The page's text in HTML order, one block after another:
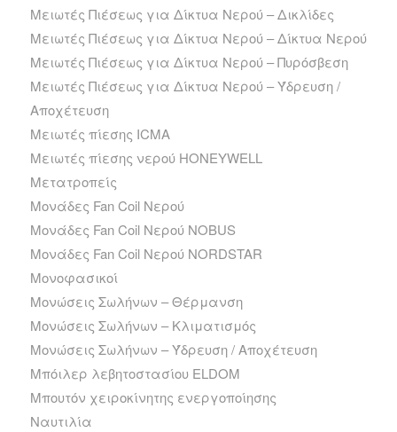
Μειωτές Πιέσεως για Δίκτυα Νερού – Δικλίδες
Μειωτές Πιέσεως για Δίκτυα Νερού – Δίκτυα Νερού
Μειωτές Πιέσεως για Δίκτυα Νερού – Πυρόσβεση
Μειωτές Πιέσεως για Δίκτυα Νερού – Ύδρευση /
Αποχέτευση
Μειωτές πίεσης ICMA
Μειωτές πίεσης νερού HONEYWELL
Μετατροπείς
Μονάδες Fan Coil Νερού
Μονάδες Fan Coil Νερού NOBUS
Μονάδες Fan Coil Νερού NORDSTAR
Μονοφασικοί
Μονώσεις Σωλήνων – Θέρμανση
Μονώσεις Σωλήνων – Κλιματισμός
Μονώσεις Σωλήνων – Ύδρευση / Αποχέτευση
Μπόιλερ λεβητοστασίου ELDOM
Μπουτόν χειροκίνητης ενεργοποίησης
Ναυτιλία